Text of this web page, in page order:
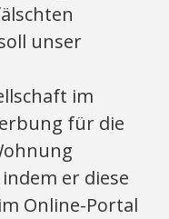
unser
im
für die
er diese
Online-Portal